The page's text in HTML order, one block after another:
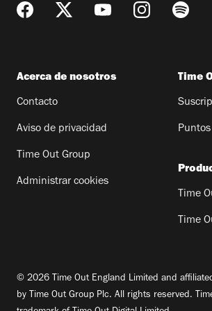
Acerca de nosotros
Contacto
Aviso de privacidad
Time Out Group
Administrar cookies
Time
Time
Time
© 2026 Time Out England Limited and
by Time Out Group Plc. All rights reserved.